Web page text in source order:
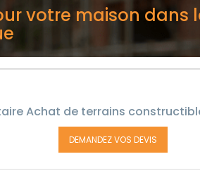
votre maison dans
Achat de terrains
DEMANDEZ VOS DEVIS